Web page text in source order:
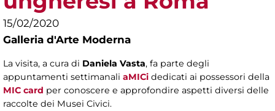
15/02/2020
Galleria d'Arte Moderna
La visita, a cura di Daniela Vasta, fa parte degli
appuntamenti settimanali aMICi dedicati ai possessori della
MIC card per conoscere e approfondire aspetti diversi delle
raccolte dei Musei Civici.